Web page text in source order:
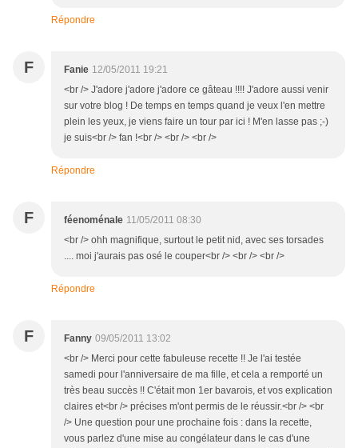
Répondre
F Fanie 12/05/2011 19:21
<br /> J'adore j'adore j'adore ce gâteau !!!! J'adore aussi venir
sur votre blog ! De temps en temps quand je veux l'en mettre
plein les yeux, je viens faire un tour par ici ! M'en lasse pas ;-)
je suis<br /> fan !<br /> <br /> <br />
Répondre
F féenoménale 11/05/2011 08:30
<br /> ohh magnifique, surtout le petit nid, avec ses torsades
.... moi j'aurais pas osé le couper<br /> <br /> <br />
Répondre
F Fanny 09/05/2011 13:02
<br /> Merci pour cette fabuleuse recette !! Je l'ai testée
samedi pour l'anniversaire de ma fille, et cela a remporté un
très beau succès !! C'était mon 1er bavarois, et vos explication
claires et<br /> précises m'ont permis de le réussir.<br /> <br
/> Une question pour une prochaine fois : dans la recette,
vous parlez d'une mise au congélateur dans le cas d'une